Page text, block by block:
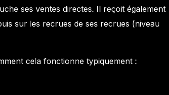
ses ventes directes. Il reçoit également
sur les recrues de ses recrues (niveau
cela fonctionne typiquement :